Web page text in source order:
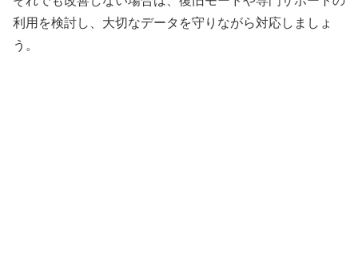
利用を検討し、大切なデータを守りながら対応しましょ
う。